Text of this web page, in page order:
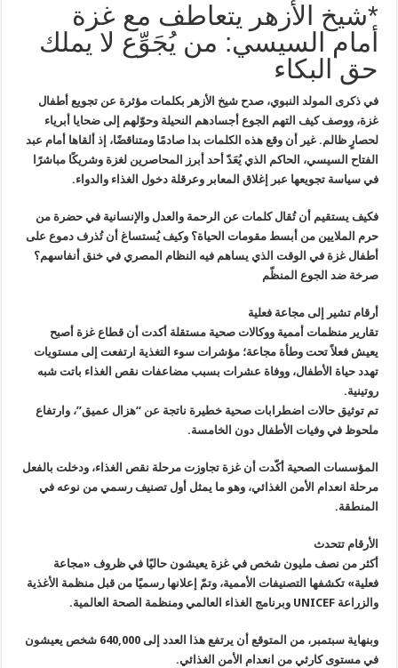
*شيخ الأزهر يتعاطف مع غزة
أمام السيسي: من يُجَوِّع لا يملك
حق البكاء
في ذكرى المولد النبوي، صدح شيخ الأزهر بكلمات مؤثرة عن تجويع أطفال
غزة، ووصف كيف التهم الجوع أجسادهم النحيلة وحوّلهم إلى ضحايا أبرياء
لحصارٍ ظالم. غير أن وقع هذه الكلمات بدا صادمًا ومتناقضًا، إذ ألقاها أمام عبد
الفتاح السيسي، الحاكم الذي يُعَدّ أحد أبرز المحاصرين لغزة وشريكًا مباشرًا
في سياسة تجويعها عبر إغلاق المعابر وعرقلة دخول الغذاء والدواء.
فكيف يستقيم أن تُقال كلمات عن الرحمة والعدل والإنسانية في حضرة من
حرم الملايين من أبسط مقومات الحياة؟ وكيف يُستساغ أن تُذرف دموع على
أطفال غزة في الوقت الذي يساهم فيه النظام المصري في خنق أنفاسهم؟
صرخة ضد الجوع المنظّم
أرقام تشير إلى مجاعة فعلية
تقارير منظمات أممية ووكالات صحية مستقلة أكدت أن قطاع غزة أصبح
يعيش فعلاً تحت وطأة مجاعة؛ مؤشرات سوء التغذية ارتفعت إلى مستويات
تهدد حياة الأطفال، ووفاة عشرات بسبب مضاعفات نقص الغذاء باتت شبه
روتينية.
تم توثيق حالات اضطرابات صحية خطيرة ناتجة عن “هزال عميق”، وارتفاع
ملحوظ في وفيات الأطفال دون الخامسة.
المؤسسات الصحية أكّدت أن غزة تجاوزت مرحلة نقص الغذاء، ودخلت بالفعل
مرحلة انعدام الأمن الغذائي، وهو ما يمثل أول تصنيف رسمي من نوعه في
المنطقة.
الأرقام تتحدث
أكثر من نصف مليون شخص في غزة يعيشون حاليًا في ظروف «مجاعة
فعلية» تكشفها التصنيفات الأممية، وتمّ إعلانها رسميًا من قبل منظمة الأغذية
والزراعةUNICEF وبرنامج الغذاء العالمي ومنظمة الصحة العالمية.
وبنهاية سبتمبر، من المتوقع أن يرتفع هذا العدد إلى 640,000 شخص يعيشون
في مستوى كارثي من انعدام الأمن الغذائي.